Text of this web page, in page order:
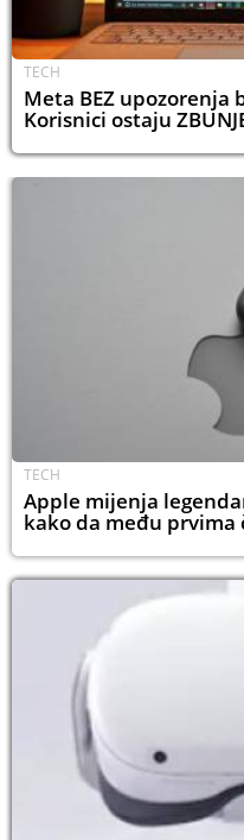
TECH
Meta BEZ upozorenja
Korisnici ostaju
TECH
Apple mijenja
kako da među prvima